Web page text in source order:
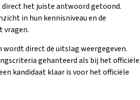
het juiste antwoord getoond.
in hun kennisniveau en de
vragen.
wordt direct de uitslag weergegeven.
gehanteerd als bij het officiële
kandidaat klaar is voor het officiële